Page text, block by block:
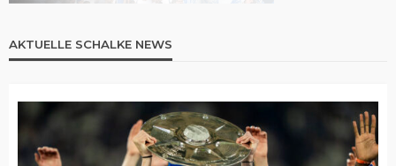
AKTUELLE SCHALKE NEWS